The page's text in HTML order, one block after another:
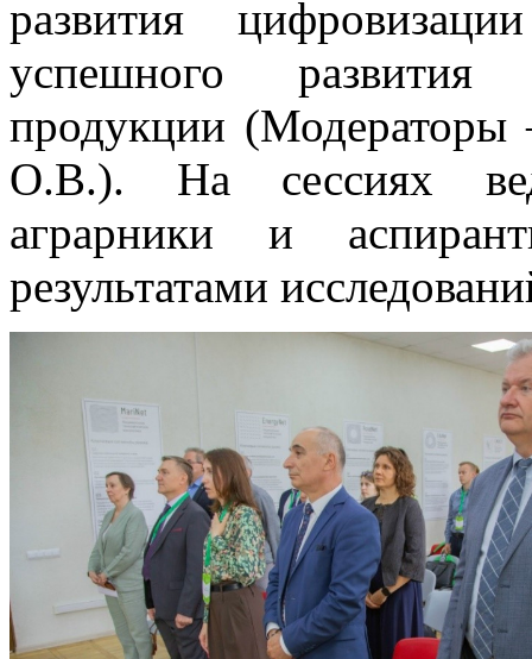
развития
успешного развития
продукции
О.В.). На сессиях
аграрники и
результатами